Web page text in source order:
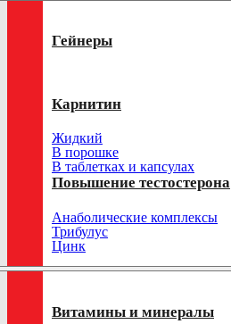
Гейнеры
Карнитин
Жидкий
В порошке
В таблетках и капсулах
Повышение тестостерона
Анаболические комплексы
Трибулус
Цинк
Витамины и минералы